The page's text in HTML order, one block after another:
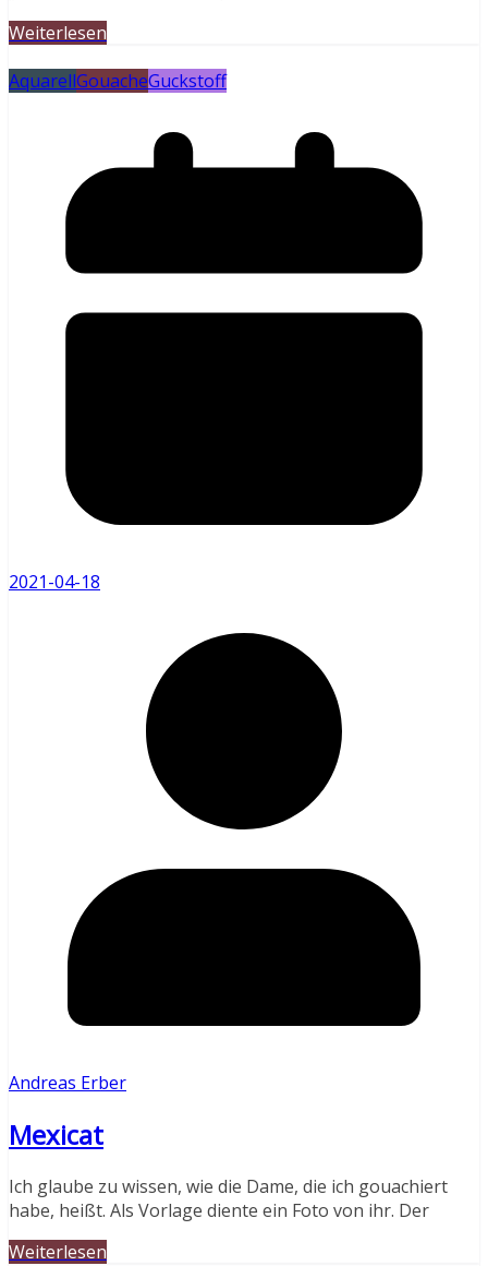
Weiterlesen
AquarellGouacheGuckstoff
2021-04-18
Andreas Erber
Mexicat
Ich glaube zu wissen, wie die Dame, die ich gouachiert
habe, heißt. Als Vorlage diente ein Foto von ihr. Der
Weiterlesen